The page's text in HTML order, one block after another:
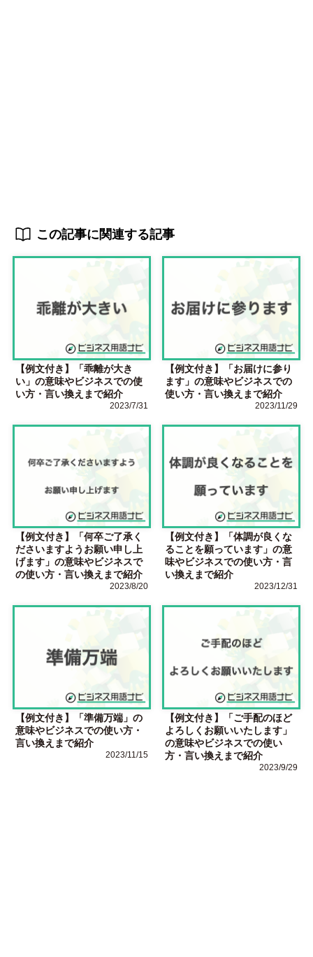
この記事に関連する記事
【例文付き】「乖離が大き
い」の意味やビジネスでの使
い方・言い換えまで紹介
2023/7/31
【例文付き】「お届けに参り
ます」の意味やビジネスでの
使い方・言い換えまで紹介
2023/11/29
【例文付き】「何卒ご了承く
ださいますようお願い申し上
げます」の意味やビジネスで
の使い方・言い換えまで紹介
2023/8/20
【例文付き】「体調が良くな
ることを願っています」の意
味やビジネスでの使い方・言
い換えまで紹介
2023/12/31
【例文付き】「準備万端」の
意味やビジネスでの使い方・
言い換えまで紹介
2023/11/15
【例文付き】「ご手配のほど
よろしくお願いいたします」
の意味やビジネスでの使い
方・言い換えまで紹介
2023/9/29